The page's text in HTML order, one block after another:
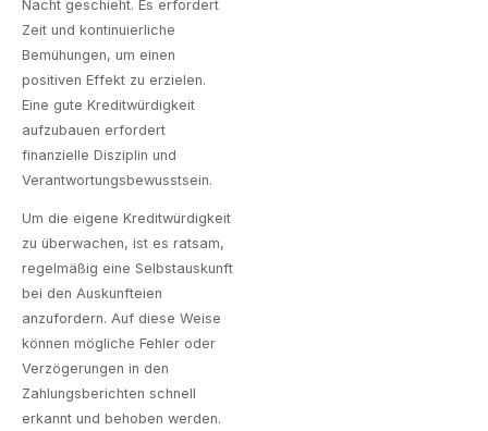
Nacht geschieht. Es erfordert
Zeit und kontinuierliche
Bemühungen, um einen
positiven Effekt zu erzielen.
Eine gute Kreditwürdigkeit
aufzubauen erfordert
finanzielle Disziplin und
Verantwortungsbewusstsein.
Um die eigene Kreditwürdigkeit
zu überwachen, ist es ratsam,
regelmäßig eine Selbstauskunft
bei den Auskunfteien
anzufordern. Auf diese Weise
können mögliche Fehler oder
Verzögerungen in den
Zahlungsberichten schnell
erkannt und behoben werden.